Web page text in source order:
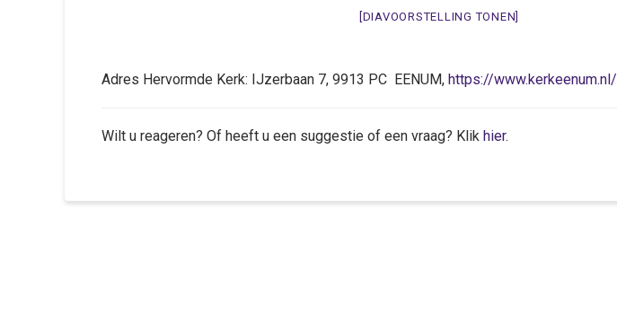
[DIAVOORSTELLING TONEN]
Adres Hervormde Kerk: IJzerbaan 7, 9913 PC EENUM, https://www.kerkeenum.nl/
Wilt u reageren? Of heeft u een suggestie of een vraag? Klik hier.